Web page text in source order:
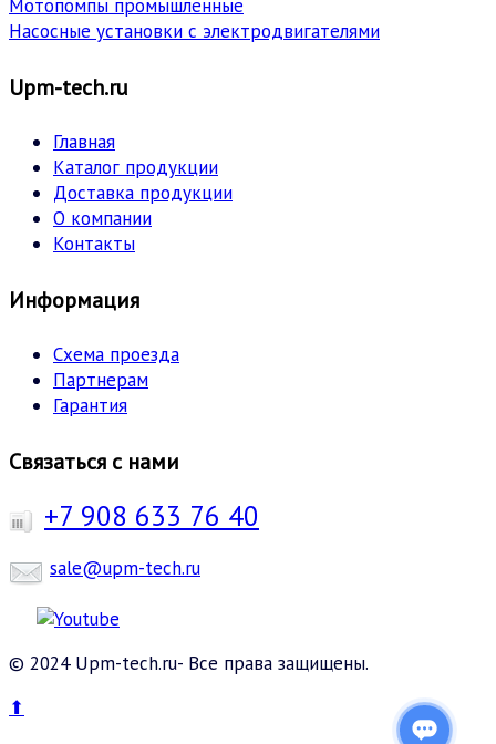
Мотопомпы промышленные
Насосные установки с электродвигателями
Upm-tech.ru
Главная
Каталог продукции
Доставка продукции
О компании
Контакты
Информация
Схема проезда
Партнерам
Гарантия
Связаться с нами
+7 908 633 76 40
sale@upm-tech.ru
© 2024 Upm-tech.ru- Все права защищены.
⬆